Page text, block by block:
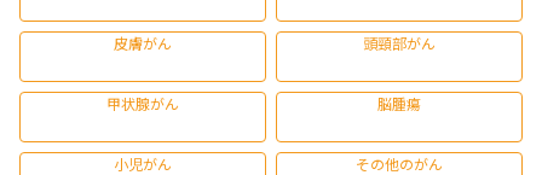
皮膚がん 頭頸部がん
甲状腺がん 脳腫瘍
小児がん その他のがん